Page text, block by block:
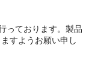
っております。製品
すようお願い申し